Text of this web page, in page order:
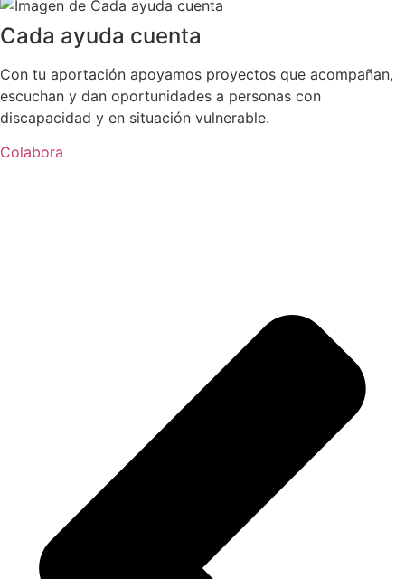
Cada ayuda cuenta
Con tu aportación apoyamos proyectos que acompañan,
escuchan y dan oportunidades a personas con
discapacidad y en situación vulnerable.
Colabora